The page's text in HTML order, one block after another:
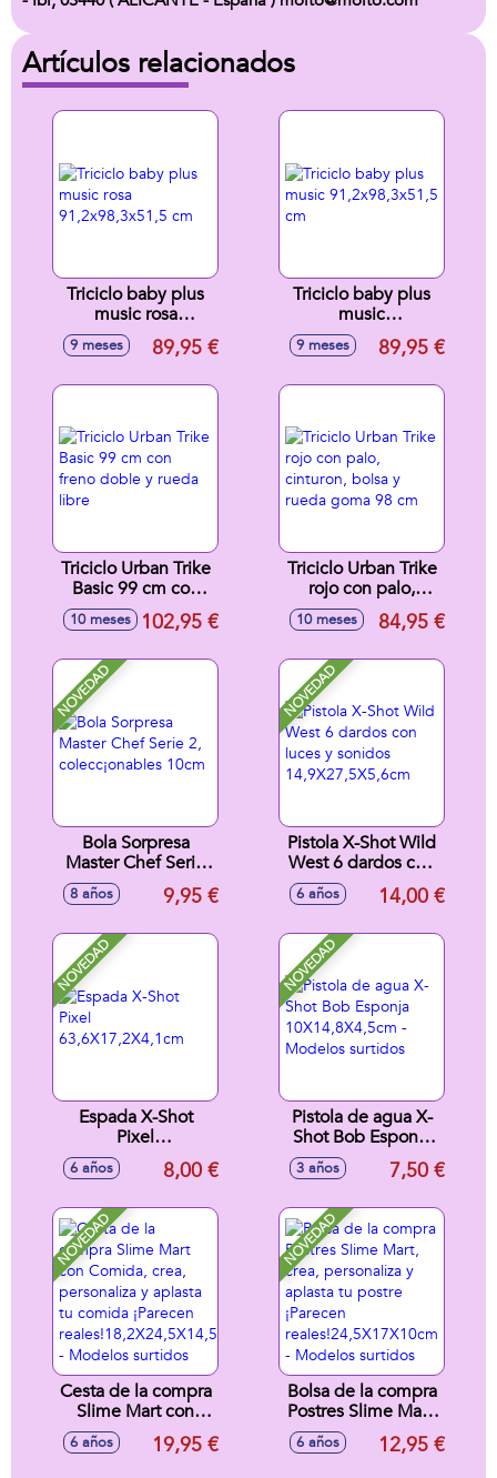
Artículos relacionados
Triciclo baby plus
music rosa
91,2x98,3x51,5 cm
9 meses 89,95 €
Triciclo baby plus
music
91,2x98,3x51,5 cm
9 meses 89,95 €
Triciclo Urban Trike
Basic 99 cm con
freno doble y rueda
libre
10 meses 102,95 €
Triciclo Urban Trike
rojo con palo,
cinturon, bolsa y
rueda goma 98 cm
10 meses 84,95 €
NOVEDAD
Bola Sorpresa
Master Chef Serie
2, colecc¡onables
10cm
8 años 9,95 €
NOVEDAD
Pistola X-Shot Wild
West 6 dardos con
luces y sonidos
14,9X27,5X5,6cm
6 años 14,00 €
NOVEDAD
Espada X-Shot
Pixel
63,6X17,2X4,1cm
6 años 8,00 €
NOVEDAD
Pistola de agua X-
Shot Bob Esponja
10X14,8X4,5cm -
Modelos surtidos
3 años 7,50 €
NOVEDAD
Cesta de la compra
Slime Mart con
Comida, crea,
personaliza y
6 años 19,95 €
NOVEDAD
Bolsa de la compra
Postres Slime Mart,
crea, personaliza y
aplasta tu postre
6 años 12,95 €